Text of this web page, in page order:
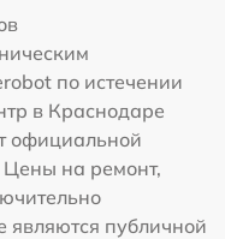
по истечении
в Краснодаре
официальной
Цены на ремонт,
являются публичной